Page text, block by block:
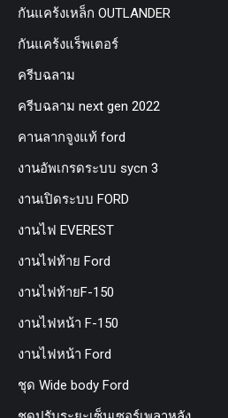
กันแคร้งเหล็ก OUTLANDER
กันแคร้งแร็พเตอร์
ครีบฉลาม
ครีบฉลาม next gen 2022
คานลากจูงแท้ ford
งานอัพเกรดระบบ sycn 3
งานเปิดระบบ FORD
งานไฟ EVEREST
งานไฟท้าย Ford
งานไฟท้ายF-150
งานไฟหน้า F-150
งานไฟหน้า Ford
ชุด Wide body Ford